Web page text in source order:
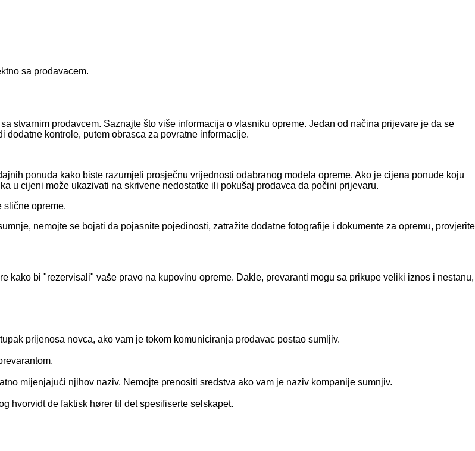
sa prodavacem.
stvarnim prodavcem. Saznajte što više informacija o vlasniku opreme. Jedan od načina prijevare je da se
kontrole, putem obrasca za povratne informacije.
ponuda kako biste razumjeli prosječnu vrijednosti odabranog modela opreme. Ako je cijena ponude koju
u cijeni može ukazivati ​​na skrivene nedostatke ili pokušaj prodavca da počini prijevaru.
slične opreme.
nemojte se bojati da pojasnite pojedinosti, zatražite dodatne fotografije i dokumente za opremu, provjerite
kako bi "rezervisali" vaše pravo na kupovinu opreme. Dakle, prevaranti mogu sa prikupe veliki iznos i nestanu,
prijenosa novca, ako vam je tokom komuniciranja prodavac postao sumljiv.
mijenjajući njihov naziv. Nemojte prenositi sredstva ako vam je naziv kompanije sumnjiv.
hvorvidt de faktisk hører til det spesifiserte selskapet.